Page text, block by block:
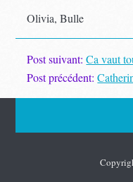
Olivia, Bulle
Post suivant:Ca vaut
Post précédent: